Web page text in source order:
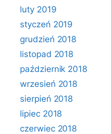
luty 2019
styczeń 2019
grudzień 2018
listopad 2018
październik 2018
wrzesień 2018
sierpień 2018
lipiec 2018
czerwiec 2018